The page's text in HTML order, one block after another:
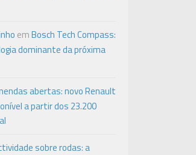
emBosch Tech Compass:
dominante da próxima
abertas: novo Renault
a partir dos 23.200
sobre rodas: a